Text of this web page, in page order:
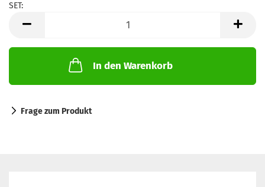
SET:
In den Warenkorb
Frage zum Produkt